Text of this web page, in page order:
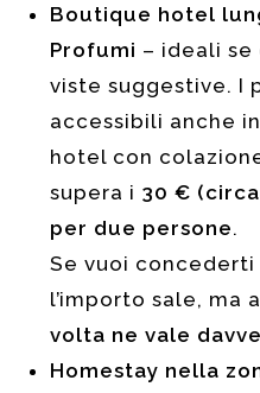
Boutique hotel
Profumi – ideali
viste suggestive. I
accessibili anche
hotel con
supera i 30 €
per due persone.
Se vuoi
l’importo sale, ma
volta ne vale
Homestay nella